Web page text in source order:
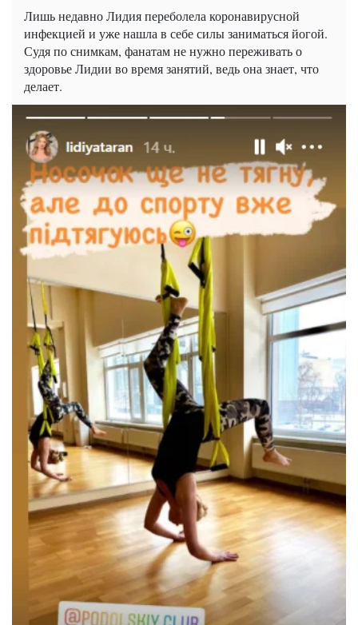
Лишь недавно Лидия переболела коронавирусной
инфекцией и уже нашла в себе силы заниматься йогой.
Судя по снимкам, фанатам не нужно переживать о
здоровье Лидии во время занятий, ведь она знает, что
делает.